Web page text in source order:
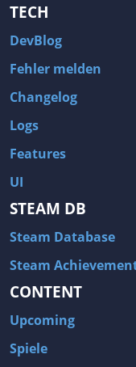
TECH
DevBlog
Fehler melden
Changelog
Logs
Features
UI
STEAM DB
Steam Database
Steam
CONTENT
Upcoming
Spiele